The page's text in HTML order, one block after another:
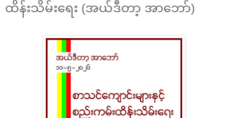
ထိန်းသိမ်းရေး (အယ်ဒီတာ့ အာဘော်)